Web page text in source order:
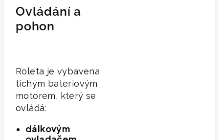
Ovládání a
pohon
Roleta je vybavena
tichým bateriovým
motorem, který se
ovládá:
dálkovým